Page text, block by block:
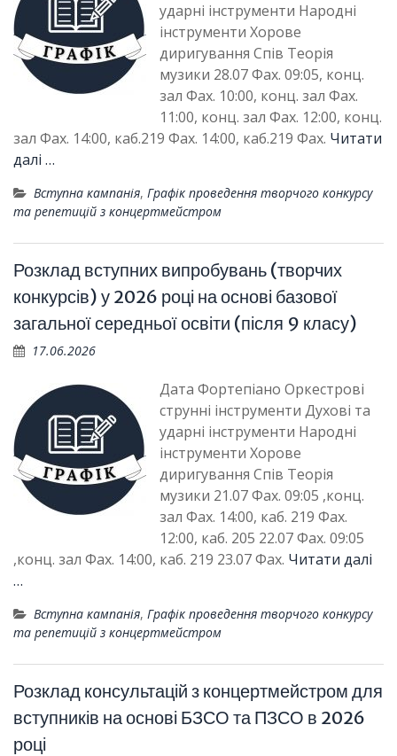
ударні інструменти Народні
інструменти Хорове
диригування Спів Теорія
музики 28.07 Фах. 09:05, конц.
зал Фах. 10:00, конц. зал Фах.
11:00, конц. зал Фах. 12:00, конц.
зал Фах. 14:00, каб.219 Фах. 14:00, каб.219 Фах. Читати
далі …
Вступна кампанія, Графік проведення творчого конкурсу
та репетицій з концертмейстром
Розклад вступних випробувань (творчих
конкурсів) у 2026 році на основі базової
загальної середньої освіти (після 9 класу)
17.06.2026
Дата Фортепіано Оркестрові
струнні інструменти Духові та
ударні інструменти Народні
інструменти Хорове
диригування Спів Теорія
музики 21.07 Фах. 09:05 ,конц.
зал Фах. 14:00, каб. 219 Фах.
12:00, каб. 205 22.07 Фах. 09:05
,конц. зал Фах. 14:00, каб. 219 23.07 Фах. Читати далі
…
Вступна кампанія, Графік проведення творчого конкурсу
та репетицій з концертмейстром
Розклад консультацій з концертмейстром для
вступників на основі БЗСО та ПЗСО в 2026
році